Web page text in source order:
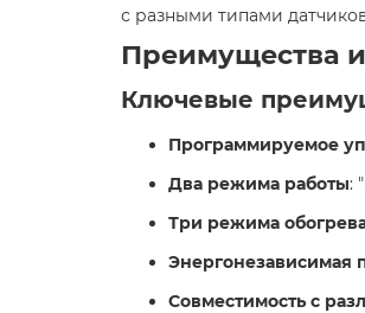
с разными типами
Преимущества
Ключевые
Программируемое
Два режима работы:
Три режима
Энергонезависимая
Совместимость с